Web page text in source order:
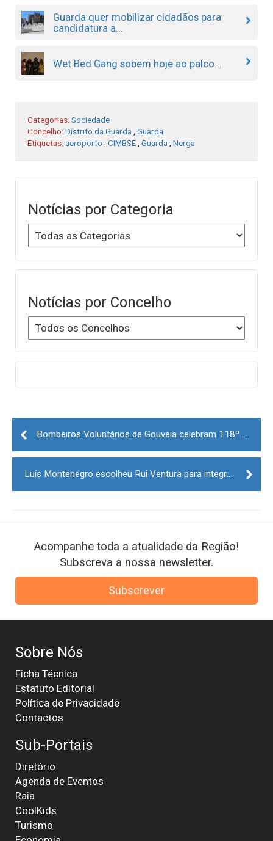
Guarda quer mobilizar cidadãos para
candidatura a...
Wet Bed Gang sobem hoje ao palco...
Categorias: Sociedade
Concelho: Distrito da Guarda
Guarda
Etiquetas: aeroporto CIMBSE Guarda Nerga
Notícias por Categoria
Notícias por Concelho
Post
navigation
Bombeiros Voluntários de Gouveia celebram 118º aniversário
Luís Montenegro escolheu Rui Ventura para integrar a Comissão Política Nacional do PSD
Acompanhe toda a atualidade da Região!
Subscreva a nossa newsletter.
Subscrever
Sobre Nós
Ficha Técnica
Estatuto Editorial
Política de Privacidade
Contactos
Sub-Portais
Diretório
Agenda de Eventos
Raia
CoolKids
Turismo